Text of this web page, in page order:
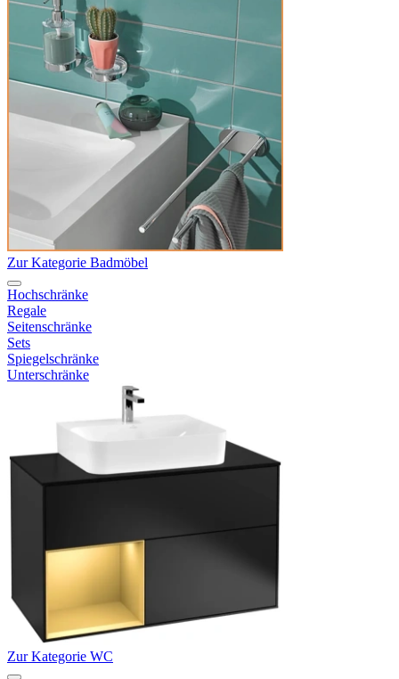
Zur Kategorie Badmöbel
Hochschränke
Regale
Seitenschränke
Sets
Spiegelschränke
Unterschränke
Zur Kategorie WC